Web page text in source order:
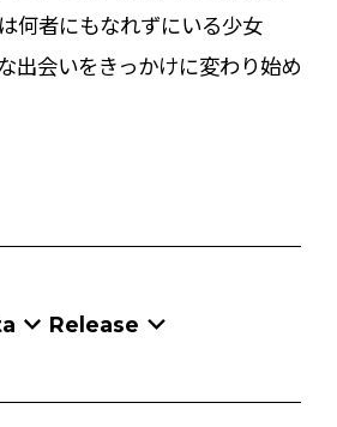
何者にもなれずにいる少女
出会いをきっかけに変わり始め
Release